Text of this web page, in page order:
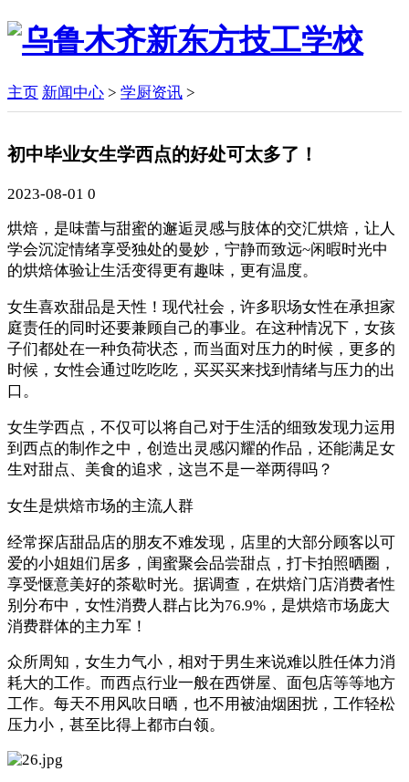
主页 新闻中心 > 学厨资讯 >
初中毕业女生学西点的好处可太多了！
2023-08-01 0
烘焙，是味蕾与甜蜜的邂逅灵感与肢体的交汇烘焙，让人
学会沉淀情绪享受独处的曼妙，宁静而致远~闲暇时光中
的烘焙体验让生活变得更有趣味，更有温度。
女生喜欢甜品是天性！现代社会，许多职场女性在承担家
庭责任的同时还要兼顾自己的事业。在这种情况下，女孩
子们都处在一种负荷状态，而当面对压力的时候，更多的
时候，女性会通过吃吃吃，买买买来找到情绪与压力的出
口。
女生学西点，不仅可以将自己对于生活的细致发现力运用
到西点的制作之中，创造出灵感闪耀的作品，还能满足女
生对甜点、美食的追求，这岂不是一举两得吗？
女生是烘焙市场的主流人群
经常探店甜品店的朋友不难发现，店里的大部分顾客以可
爱的小姐姐们居多，闺蜜聚会品尝甜点，打卡拍照晒圈，
享受惬意美好的茶歇时光。据调查，在烘焙门店消费者性
别分布中，女性消费人群占比为76.9%，是烘焙市场庞大
消费群体的主力军！
众所周知，女生力气小，相对于男生来说难以胜任体力消
耗大的工作。而西点行业一般在西饼屋、面包店等等地方
工作。每天不用风吹日晒，也不用被油烟困扰，工作轻松
压力小，甚至比得上都市白领。